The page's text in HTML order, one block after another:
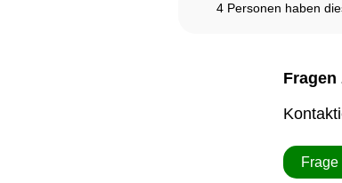
4 Personen haben